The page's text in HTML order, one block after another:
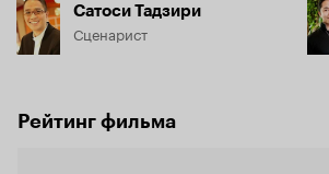
Сатоси Тадзири
Сценарист
Рейтинг фильма